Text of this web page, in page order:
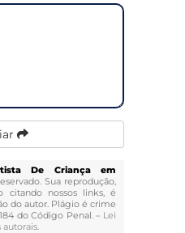
De Criança em
Sua reprodução,
citando nossos links, é
do autor. Plágio é crime
do Código Penal. – Lei
autorais.